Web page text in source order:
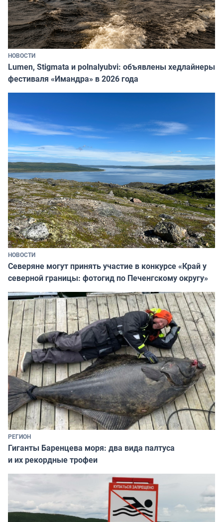
НОВОСТИ
Lumen, Stigmata и polnalyubvi: объявлены хедлайнеры
фестиваля «Имандра» в 2026 года
НОВОСТИ
Северяне могут принять участие в конкурсе «Край у
северной границы: фотогид по Печенгскому округу»
РЕГИОН
Гиганты Баренцева моря: два вида палтуса
и их рекордные трофеи